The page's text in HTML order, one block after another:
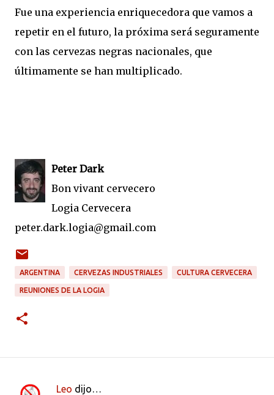
Fue una experiencia enriquecedora que vamos a
repetir en el futuro, la próxima será seguramente
con las cervezas negras nacionales, que
últimamente se han multiplicado.
Peter Dark
Bon vivant cervecero
Logia Cervecera
peter.dark.logia@gmail.com
ARGENTINA CERVEZAS INDUSTRIALES CULTURA CERVECERA
REUNIONES DE LA LOGIA
Leo dijo…